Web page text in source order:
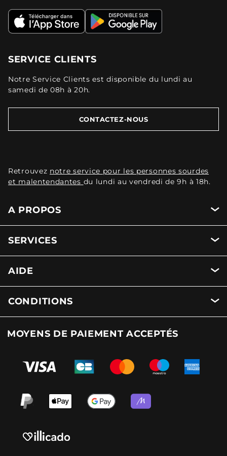
SERVICE CLIENTS
Notre Service Clients est disponible du lundi au
samedi de 08h à 20h.
CONTACTEZ-NOUS
Retrouvez notre service pour les personnes sourdes
et malentendantes du lundi au vendredi de 9h à 18h.
A PROPOS
SERVICES
AIDE
CONDITIONS
MOYENS DE PAIEMENT ACCEPTÉS